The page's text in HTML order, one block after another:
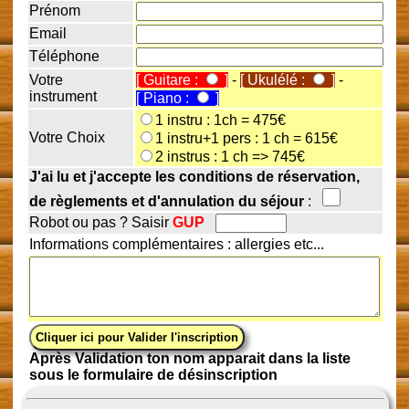
Prénom
Email
Téléphone
Votre
instrument
[ Guitare : ] - [ Ukulélé : ] -
[ Piano :
]
Votre Choix
1 instru : 1ch = 475€
1 instru+1 pers : 1 ch = 615€
2 instrus : 1 ch => 745€
J'ai lu et j'accepte les conditions de réservation,
de règlements et d'annulation du séjour:
Robot ou pas ? Saisir GUP
Informations complémentaires : allergies etc...
Après Validation ton nom apparait dans la liste
sous le formulaire de désinscription